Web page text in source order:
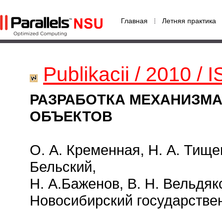
Главная Летняя практика
Publikacii / 2010 /
РАЗРАБОТКА
ОБЪЕКТОВ
О. А. Кременная, Н. А.
Бельский,
Н. А.Баженов, В. Н.
Новосибирский